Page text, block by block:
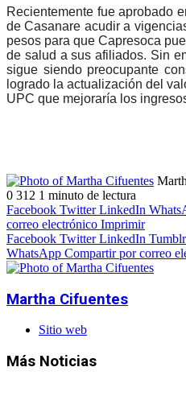
Recientemente fue aprobado
de Casanare acudir a
pesos para que Capresoca
de salud a sus afiliados. Sin
sigue siendo preocupante
logrado la actualización del
UPC que mejoraría los
0 312 1 minuto de lectura
Facebook Twitter LinkedIn
correo electrónico Imprimir
Facebook Twitter LinkedIn Tumblr
WhatsApp Compartir por correo
Martha Cifuentes
Sitio web
Más Noticias